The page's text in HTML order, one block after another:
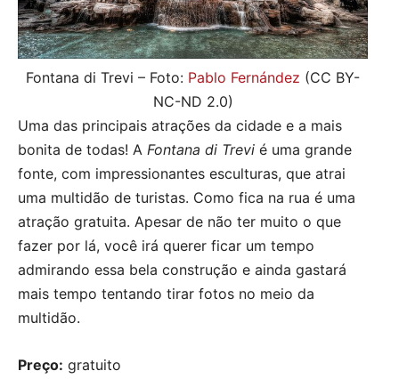
Fontana di Trevi – Foto: Pablo Fernández (CC BY-
NC-ND 2.0)
Uma das principais atrações da cidade e a mais
bonita de todas! A Fontana di Trevi é uma grande
fonte, com impressionantes esculturas, que atrai
uma multidão de turistas. Como fica na rua é uma
atração gratuita. Apesar de não ter muito o que
fazer por lá, você irá querer ficar um tempo
admirando essa bela construção e ainda gastará
mais tempo tentando tirar fotos no meio da
multidão.
Preço: gratuito